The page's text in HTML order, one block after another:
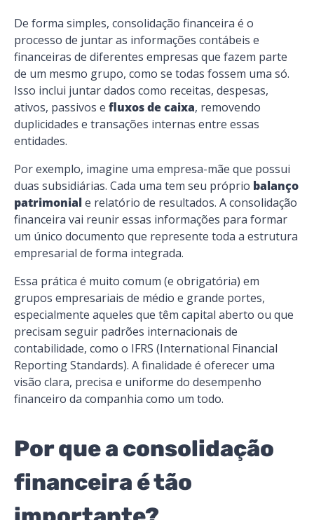
De forma simples, consolidação financeira é o
processo de juntar as informações contábeis e
financeiras de diferentes empresas que fazem parte
de um mesmo grupo, como se todas fossem uma só.
Isso inclui juntar dados como receitas, despesas,
ativos, passivos e fluxos de caixa, removendo
duplicidades e transações internas entre essas
entidades.
Por exemplo, imagine uma empresa-mãe que possui
duas subsidiárias. Cada uma tem seu próprio balanço
patrimonial e relatório de resultados. A consolidação
financeira vai reunir essas informações para formar
um único documento que represente toda a estrutura
empresarial de forma integrada.
Essa prática é muito comum (e obrigatória) em
grupos empresariais de médio e grande portes,
especialmente aqueles que têm capital aberto ou que
precisam seguir padrões internacionais de
contabilidade, como o IFRS (International Financial
Reporting Standards). A finalidade é oferecer uma
visão clara, precisa e uniforme do desempenho
financeiro da companhia como um todo.
Por que a consolidação
financeira é tão